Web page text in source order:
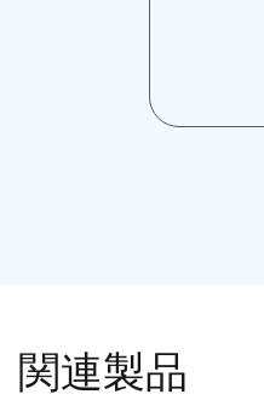
関連製品